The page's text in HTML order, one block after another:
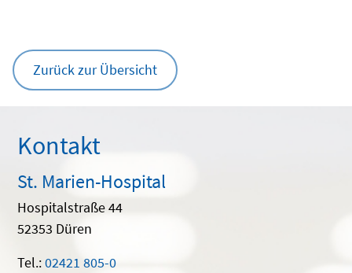
Zurück zur Übersicht
Kontakt
St. Marien-Hospital
Hospitalstraße 44
52353 Düren
Tel.:02421 805-0